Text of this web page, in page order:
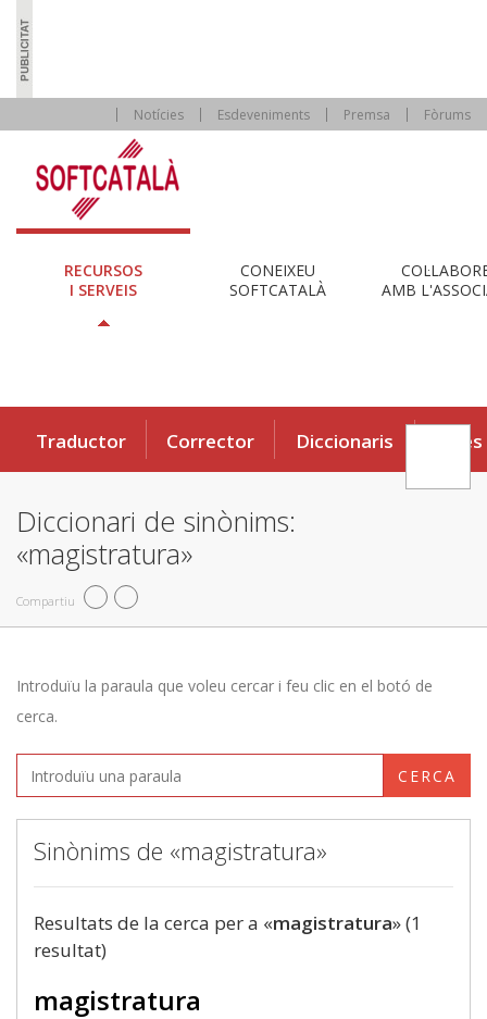
Notícies Esdeveniments Premsa Fòrums
RECURSOS
I SERVEIS
CONEIXEU
SOFTCATALÀ
AMB
Traductor Corrector Diccionaris Eines
Diccionari de sinònims:
«magistratura»
Compartiu
Introduïu la paraula que voleu cercar i feu clic en el botó de
cerca.
CERCA
Sinònims de «magistratura»
Resultats de la cerca per a «magistratura» (1
resultat)
magistratura